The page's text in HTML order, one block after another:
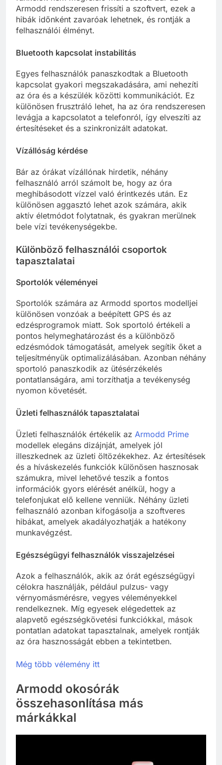
Armodd rendszeresen frissíti a szoftvert, ezek a
hibák időnként zavaróak lehetnek, és rontják a
felhasználói élményt.
Bluetooth kapcsolat instabilitás
Egyes felhasználók panaszkodtak a Bluetooth
kapcsolat gyakori megszakadására, ami nehezíti
az óra és a készülék közötti kommunikációt. Ez
különösen frusztráló lehet, ha az óra rendszeresen
levágja a kapcsolatot a telefonról, így elveszíti az
értesítéseket és a szinkronizált adatokat.
Vízállóság kérdése
Bár az órákat vízállónak hirdetik, néhány
felhasználó arról számolt be, hogy az óra
meghibásodott vízzel való érintkezés után. Ez
különösen aggasztó lehet azok számára, akik
aktív életmódot folytatnak, és gyakran merülnek
bele vízi tevékenységekbe.
Különböző felhasználói csoportok
tapasztalatai
Sportolók véleményei
Sportolók számára az Armodd sportos modelljei
különösen vonzóak a beépített GPS és az
edzésprogramok miatt. Sok sportoló értékeli a
pontos helymeghatározást és a különböző
edzésmódok támogatását, amelyek segítik őket a
teljesítményük optimalizálásában. Azonban néhány
sportoló panaszkodik az ütésérzékelés
pontatlanságára, ami torzíthatja a tevékenység
nyomon követését.
Üzleti felhasználók tapasztalatai
Üzleti felhasználók értékelik az Armodd Prime
modellek elegáns dizájnját, amelyek jól
illeszkednek az üzleti öltözékekhez. Az értesítések
és a híváskezelés funkciók különösen hasznosak
számukra, mivel lehetővé teszik a fontos
információk gyors elérését anélkül, hogy a
telefonjukat elő kellene venniük. Néhány üzleti
felhasználó azonban kifogásolja a szoftveres
hibákat, amelyek akadályozhatják a hatékony
munkavégzést.
Egészségügyi felhasználók visszajelzései
Azok a felhasználók, akik az órát egészségügyi
célokra használják, például pulzus- vagy
vérnyomásmérésre, vegyes véleményekkel
rendelkeznek. Míg egyesek elégedettek az
alapvető egészségkövetési funkciókkal, mások
pontatlan adatokat tapasztalnak, amelyek rontják
az óra hasznosságát ebben a tekintetben.
Még több vélemény itt
Armodd okosórák
összehasonlítása más
márkákkal